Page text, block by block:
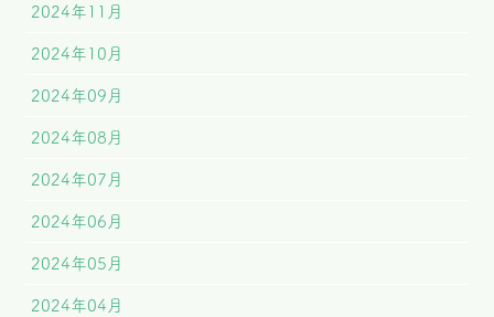
2024年11月
2024年10月
2024年09月
2024年08月
2024年07月
2024年06月
2024年05月
2024年04月